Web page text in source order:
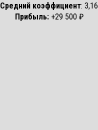
Средний коэффициент: 3,16
Прибыль:+29 500 ₽